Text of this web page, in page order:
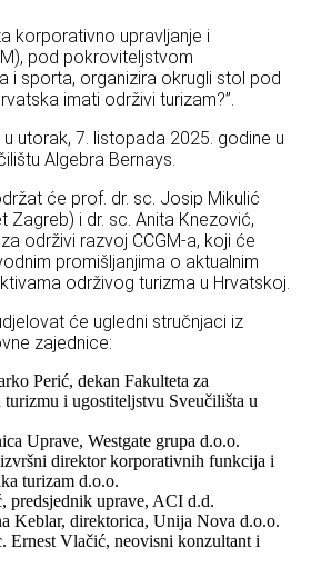
korporativno upravljanje i
pod pokroviteljstvom
i sporta, organizira okrugli stol pod
imati održivi turizam?”.
utorak, 7. listopada 2025. godine u
Algebra Bernays.
će prof. dr. sc. Josip Mikulić
Zagreb) i dr. sc. Anita Knezović,
održivi razvoj CCGM-a, koji će
promišljanjima o aktualnim
održivog turizma u Hrvatskoj.
će ugledni stručnjaci iz
zajednice:
Perić, dekan Fakulteta za
turizmu i ugostiteljstvu Sveučilišta u
Uprave, Westgate grupa d.o.o.
direktor korporativnih funkcija i
turizam d.o.o.
predsjednik uprave, ACI d.d.
Keblar, direktorica, Unija Nova d.o.o.
Ernest Vlačić, neovisni konzultant i